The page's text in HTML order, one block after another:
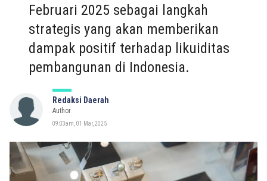
Februari 2025 sebagai langkah
strategis yang akan memberikan
dampak positif terhadap likuiditas
pembangunan di Indonesia.
Redaksi Daerah
Author
09:03am, 01 Mar, 2025